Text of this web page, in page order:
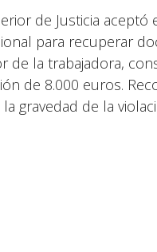
de Justicia
para recuperar
de la trabajadora,
de 8.000 euros.
gravedad de la